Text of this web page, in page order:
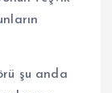
şu anda